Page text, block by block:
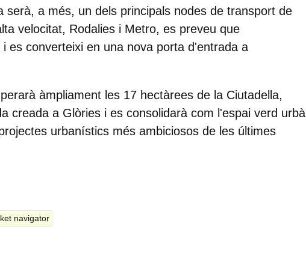
serà, a més, un dels principals nodes de transport de
velocitat, Rodalies i Metro, es preveu que
es converteixi en una nova porta d'entrada a
àmpliament les 17 hectàrees de la Ciutadella,
creada a Glòries i es consolidarà com l'espai verd urbà
urbanístics més ambiciosos de les últimes
navigator